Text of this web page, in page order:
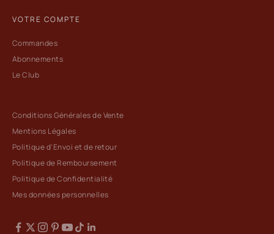
VOTRE COMPTE
Commandes
Abonnements
Le Club
Conditions Générales de Vente
Mentions Légales
Politique d'Envoi et de retour
Politique de Remboursement
Politique de Confidentialité
Mes données personnelles